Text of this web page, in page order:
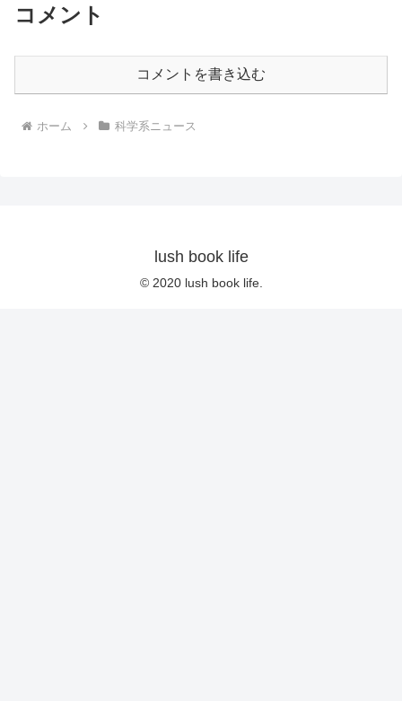
コメント
コメントを書き込む
ホーム 科学系ニュース
lush book life
© 2020 lush book life.